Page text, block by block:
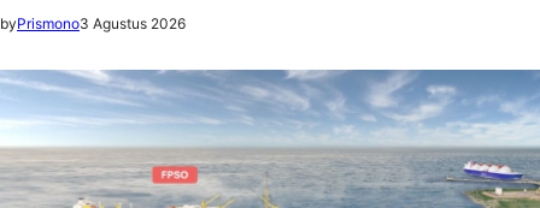
byPrismono3 Agustus 2026